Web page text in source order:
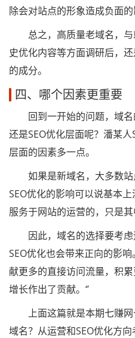
除会对站点的形象造成负面的
总之，高质量老域名，与
史优化内容等方面调研后，
的成分。
四、哪个因素更重要
回到一开始的问题，域名
还是SEO优化层面呢？潘某
层面的因素多一点。
如果是新域名，大多数站
SEO优化的影响可以说基本
服务于网站的运营的，只是其
因此，域名的选择要考虑
SEO优化也会带来正向的影
献更多的直接访问流量，积
增长作出了贡献。‘’
上面这篇就是本期七赚网
域名？从运营和SEO优化方